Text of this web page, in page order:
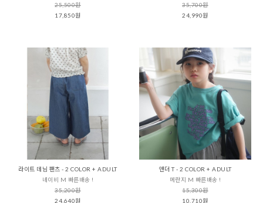
25,500원
17,850원
35,700원
24,990원
라이트 데님 팬츠 - 2 COLOR + ADULT
네이비 M 빠른배송 !
35,200원
24,640원
앤더 T - 2 COLOR + ADULT
메란지 M 빠른배송 !
15,300원
10,710원